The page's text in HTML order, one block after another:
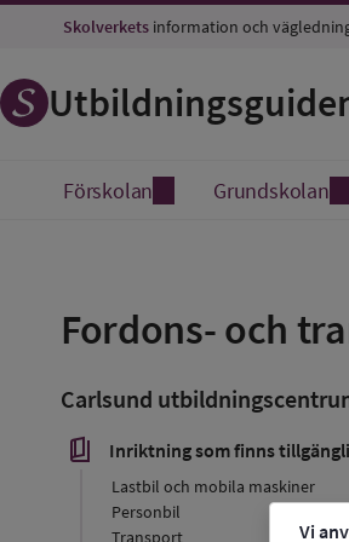
Vi
Skolverkets information och
Förskolan Grundskolan
Fordons- och
favorit
Carlsund
book_5 Inriktning som finns
Lastbil och mobila maskiner
Personbil
Transport